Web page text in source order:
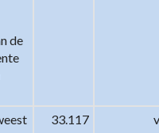
de
33.117